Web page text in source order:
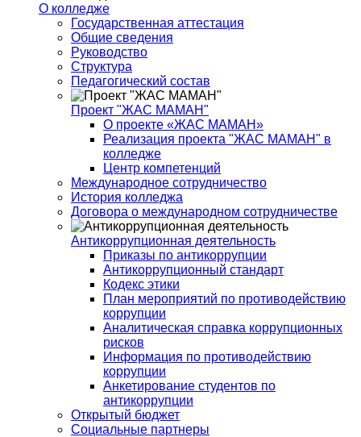
О колледже
Государственная аттестация
Общие сведения
Руководство
Структура
Педагогический состав
Проект "ЖАС МАМАН"
О проекте «ЖАС МАМАН»
Реализация проекта "ЖАС МАМАН" в
колледже
Центр компетенций
Международное сотрудничество
История колледжа
Договора о международном сотрудничестве
Антикоррупционная деятельность
Приказы по антикоррупции
Антикоррупционный стандарт
Кодекс этики
План мероприятий по противодействию
коррупции
Аналитическая справка коррупционных
рисков
Информация по противодействию
коррупции
Анкетирование студентов по
антикоррупции
Открытый бюджет
Социальные партнеры